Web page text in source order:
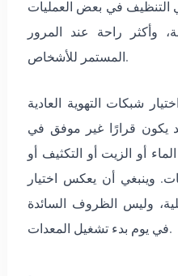
التنظيف في بعض العمليات
وأكثر راحة عند المرور
المستمر للأشخاص.
شبكات التهوية العادية
يكون قرارًا غير موفق في
أو الزيت أو التكثيف أو
وينبغي أن يعكس اختيار
وليس الظروف السائدة
في يوم بدء تشغيل المعدات.